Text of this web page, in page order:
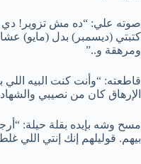
صوته علي: “ده مش تزوير! دي
كتبتي (ديسمبر) بدل (مايو)
ومرهقة و..”
قاطعته: “وأنت كنت البيه اللي
الإرهاق كان من نصيبي
مسح وشه بإيده بقلة حيلة:
بيهم. قوليلهم إنك إنتي اللي